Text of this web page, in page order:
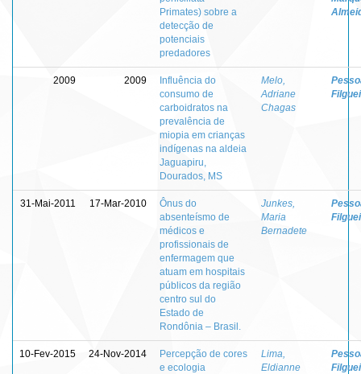
Primates) sobre a
detecção de
potenciais
predadores
2009 2009
Influência do
consumo de
carboidratos na
prevalência de
miopia em crianças
indígenas na aldeia
Jaguapiru,
Dourados, MS
Melo,
Adriane
Chagas
31-Mai-2011 17-Mar-2010
Ônus do
absenteísmo de
médicos e
profissionais de
enfermagem que
atuam em hospitais
públicos da região
centro sul do
Estado de
Rondônia – Brasil.
Junkes,
Maria
Bernadete
10-Fev-2015 24-Nov-2014
Percepção de cores
e ecologia
Lima,
Eldianne